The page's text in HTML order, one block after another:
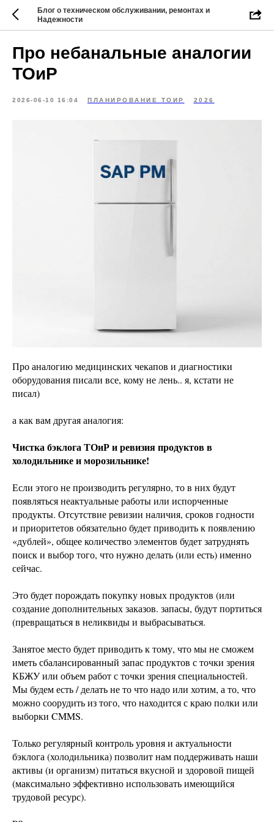
Блог о техническом обслуживании, ремонтах и
Надежности
Про небанальные аналогии
ТОиР
2026-06-10 16:04 ПЛАНИРОВАНИЕ ТОИР 2026
Про аналогию медицинских чекапов и диагностики
оборудования писали все, кому не лень.. я, кстати не
писал)
а как вам другая аналогия:
Чистка бэклога ТОиР и ревизия продуктов в
холодильнике и морозильнике!
Если этого не производить регулярно, то в них будут
появляться неактуальные работы или испорченные
продукты. Отсутствие ревизии наличия, сроков годности
и приоритетов обязательно будет приводить к появлению
«дублей», общее количество элементов будет затруднять
поиск и выбор того, что нужно делать (или есть) именно
сейчас.
Это будет порождать покупку новых продуктов (или
создание дополнительных заказов. запасы, будут портиться
(превращаться в неликвиды и выбрасываться.
Занятое место будет приводить к тому, что мы не сможем
иметь сбалансированный запас продуктов с точки зрения
КБЖУ или объем работ с точки зрения специальностей.
Мы будем есть / делать не то что надо или хотим, а то, что
можно соорудить из того, что находится с краю полки или
выборки CMMS.
Только регулярный контроль уровня и актуальности
бэклога (холодильника) позволит нам поддерживать наши
активы (и организм) питаться вкусной и здоровой пищей
(максимально эффективно использовать имеющийся
трудовой ресурс).